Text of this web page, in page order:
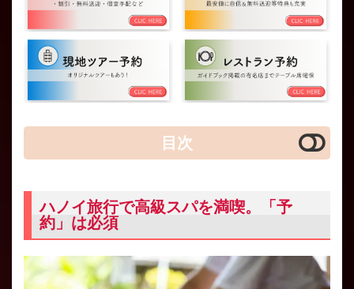
目次
ハノイ旅行で高級スパを満喫。「予
約」は必須